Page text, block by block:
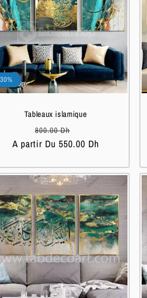
Tableaux islamique
Prix
habituel
800.00 Dh
soldé
A partir Du 550.00 Dh